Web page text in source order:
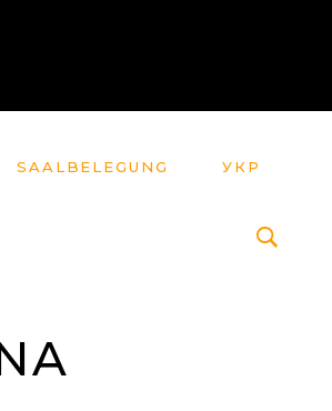
SAALBELEGUNG УКР